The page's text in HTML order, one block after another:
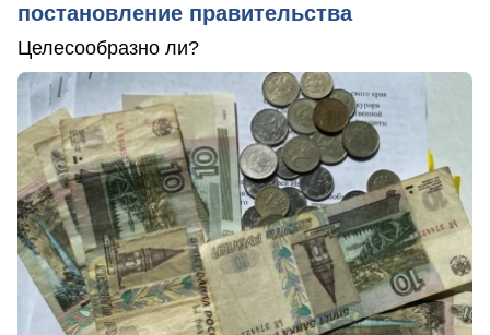
постановление правительства
Целесообразно ли?